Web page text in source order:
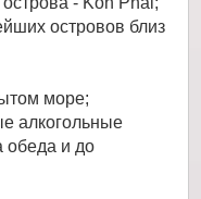
островов близ
море;
алкогольные
обеда и до